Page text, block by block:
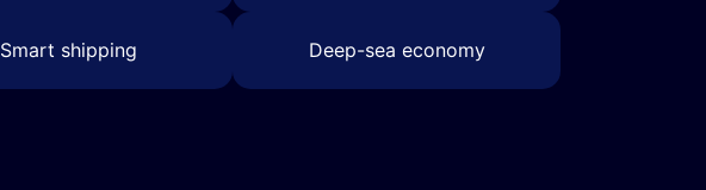
Smart shipping Deep-sea economy